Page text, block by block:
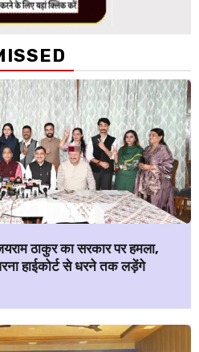
ठाकुर का सरकार पर हमला,
हाईकोर्ट से धरने तक लड़ेंगे